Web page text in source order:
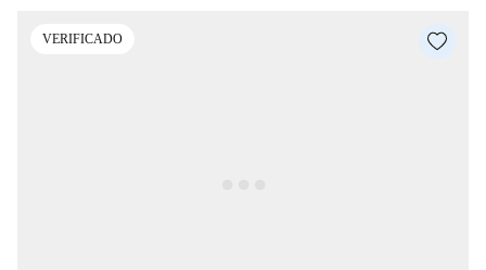
VERIFICADO